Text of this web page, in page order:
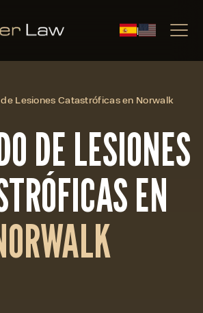
|
Lesiones Catastróficas en Norwalk
DE LESIONES
EN